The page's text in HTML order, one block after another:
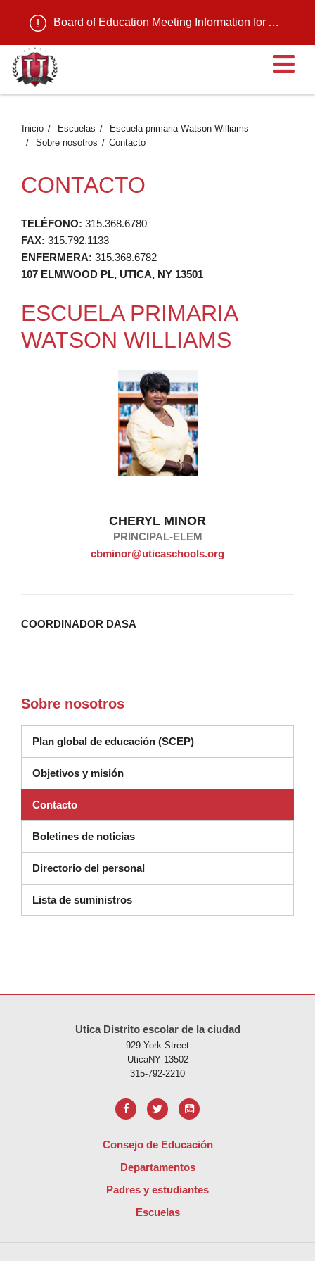
Board of Education Meeting Information for August 11, 2026
Inicio Escuelas
Escuela primaria Watson Williams
Sobre nosotros
Contacto
CONTACTO
TELÉFONO: 315.368.6780
FAX: 315.792.1133
ENFERMERA: 315.368.6782
107 ELMWOOD PL, UTICA, NY 13501
ESCUELA PRIMARIA
WATSON WILLIAMS
CHERYL MINOR
PRINCIPAL-ELEM
cbminor@uticaschools.org
COORDINADOR DASA
Sobre nosotros
Plan global de educación (SCEP)
Objetivos y misión
Contacto
Boletines de noticias
Directorio del personal
Lista de suministros(se abre en una nueva ventana)
Utica Distrito escolar de la ciudad
929 York Street
UticaNY 13502
315-792-2210
Consejo de Educación
Departamentos
Padres y estudiantes
Escuelas